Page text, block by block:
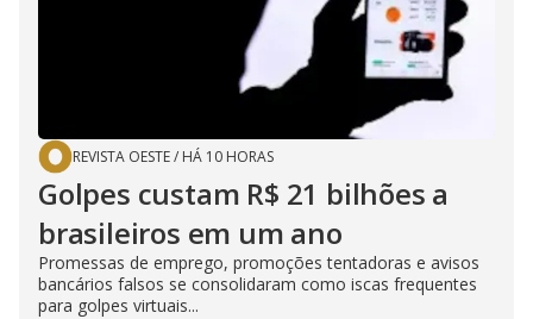
REVISTA OESTE/ HÁ 10 HORAS
Golpes custam R$ 21 bilhões a
brasileiros em um ano
Promessas de emprego, promoções tentadoras e avisos
bancários falsos se consolidaram como iscas frequentes
para golpes virtuais...